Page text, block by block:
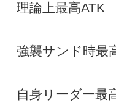
理論上最高ATK
強襲サンド時最
自身リーダー最